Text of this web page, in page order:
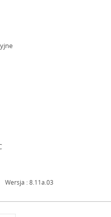
otwiera się w nowym oknie
Wersja : 8.11a.03